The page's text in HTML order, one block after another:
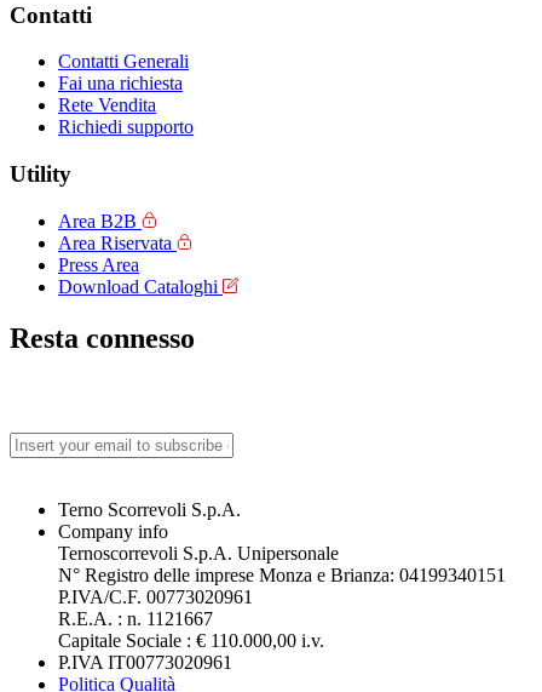
Contatti
Contatti Generali
Fai una richiesta
Rete Vendita
Richiedi supporto
Utility
Area B2B
Area Riservata
Press Area
Download Cataloghi
Resta connesso
Terno Scorrevoli S.p.A.
Company info
Ternoscorrevoli S.p.A. Unipersonale
N° Registro delle imprese Monza e Brianza: 04199340151
P.IVA/C.F. 00773020961
R.E.A. : n. 1121667
Capitale Sociale : € 110.000,00 i.v.
P.IVA IT00773020961
Politica Qualità